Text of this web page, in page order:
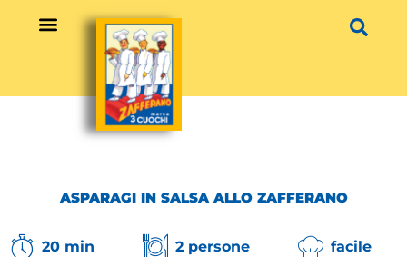
ASPARAGI IN SALSA ALLO ZAFFERANO
20 min 2 persone facile